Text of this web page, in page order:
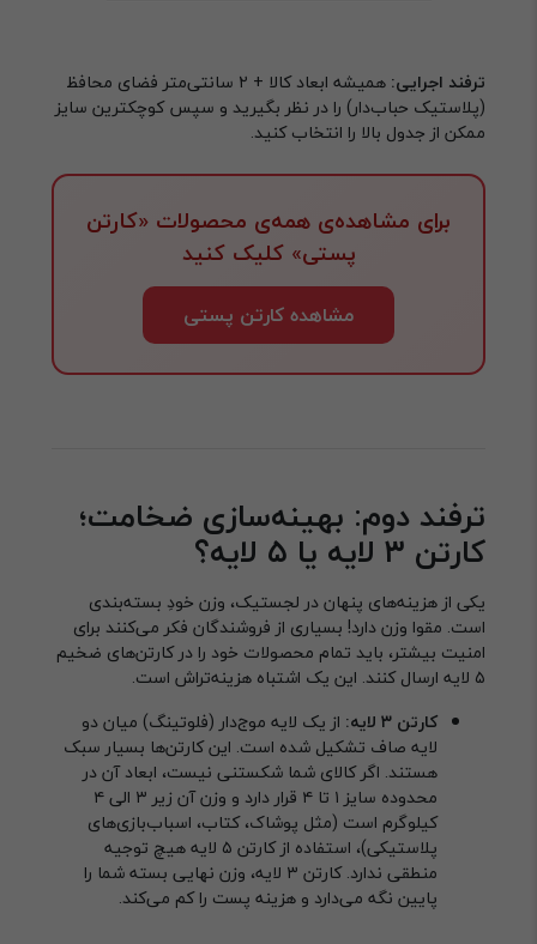
ترفند اجرایی:
همیشه ابعاد کالا + ۲ سانتی‌متر فضای محافظ
(پلاستیک حباب‌دار) را در نظر بگیرید و سپس کوچکترین سایز
ممکن از جدول بالا را انتخاب کنید.
برای مشاهده‌ی همه‌ی محصولات «کارتن
پستی» کلیک کنید
مشاهده کارتن پستی
ترفند دوم: بهینه‌سازی ضخامت؛
کارتن ۳ لایه یا ۵ لایه؟
یکی از هزینه‌های پنهان در لجستیک، وزن خودِ بسته‌بندی
است. مقوا وزن دارد! بسیاری از فروشندگان فکر می‌کنند برای
امنیت بیشتر، باید تمام محصولات خود را در کارتن‌های ضخیم
۵ لایه ارسال کنند. این یک اشتباه هزینه‌تراش است.
کارتن ۳ لایه:
از یک لایه موج‌دار (فلوتینگ) میان دو
لایه صاف تشکیل شده است. این کارتن‌ها بسیار سبک
هستند. اگر کالای شما شکستنی نیست، ابعاد آن در
محدوده سایز ۱ تا ۴ قرار دارد و وزن آن زیر ۳ الی ۴
کیلوگرم است (مثل پوشاک، کتاب، اسباب‌بازی‌های
پلاستیکی)، استفاده از کارتن ۵ لایه هیچ توجیه
منطقی ندارد. کارتن ۳ لایه، وزن نهایی بسته شما را
پایین نگه می‌دارد و هزینه پست را کم می‌کند.